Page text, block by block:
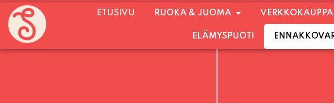
TORSTAI
ETUSIVU RUOKA & JUOMA VERKKOKAUPPA
ELÄMYSPUOTI